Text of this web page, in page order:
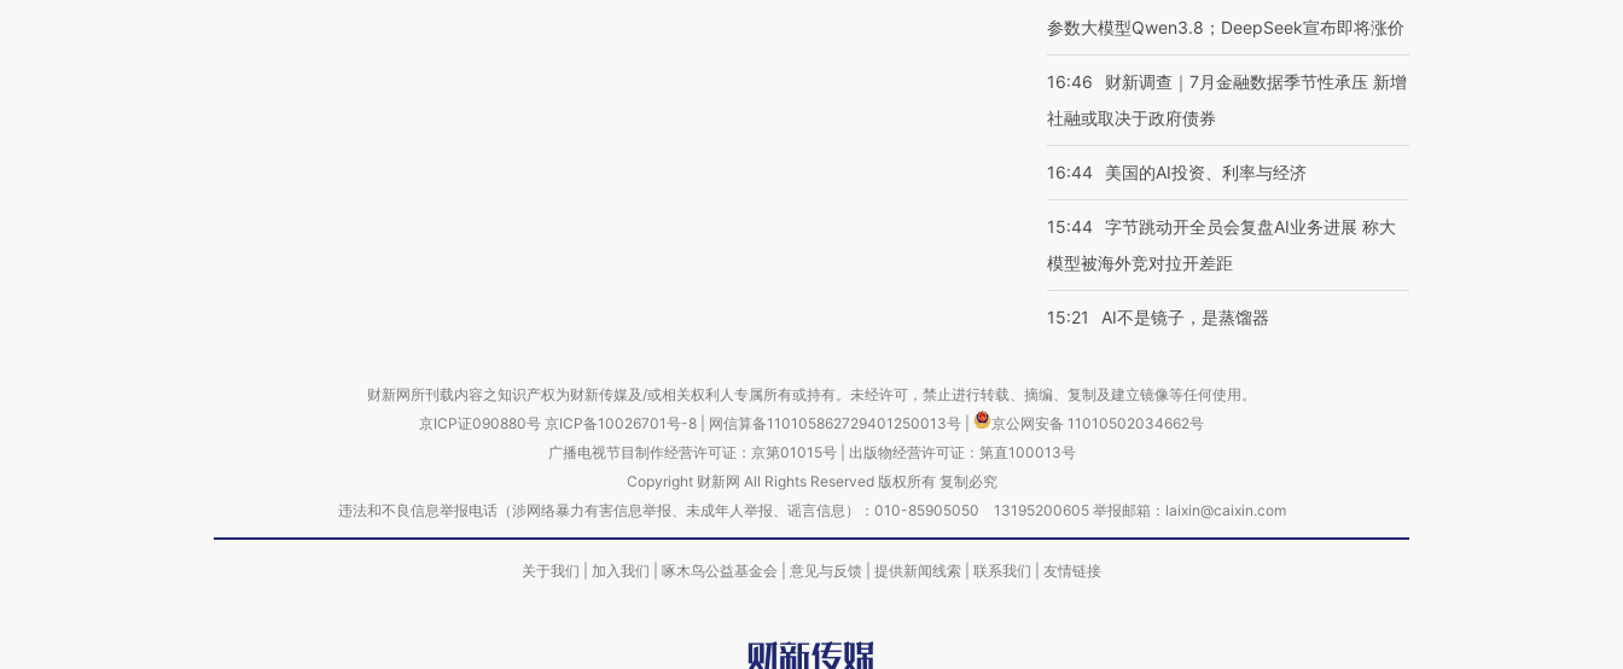
参数大模型Qwen3.8；DeepSeek宣布即将涨价
16:46
财新调查｜7月金融数据季节性承压 新增
社融或取决于政府债券
16:44 美国的AI投资、利率与经济
15:44 字节跳动开全员会复盘AI业务进展 称大
模型被海外竞对拉开差距
15:21 AI不是镜子，是蒸馏器
财新网所刊载内容之知识产权为财新传媒及/或相关权利人专属所有或持有。未经许可，禁止进行转载、摘编、复制及建立镜像等任何使用。
京ICP证090880号 京ICP备10026701号-8 网信算备110105862729401250013号
京公网安备 11010502034662号
广播电视节目制作经营许可证：京第01015号| 出版物经营许可证：第直100013号
Copyright 财新网 All Rights Reserved 版权所有 复制必究
违法和不良信息举报电话（涉网络暴力有害信息举报、未成年人举报、谣言信息）：010-85905050 13195200605 举报邮箱：laixin@caixin.com
关于我们 加入我们 啄木鸟公益基金会 意见与反馈 提供新闻线索 联系我们 友情链接